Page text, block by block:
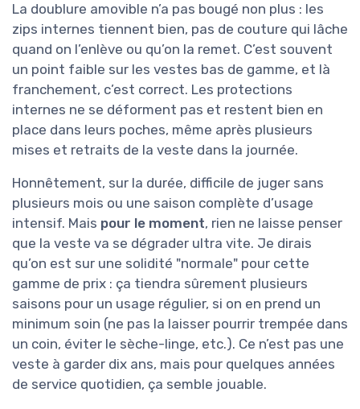
La doublure amovible n’a pas bougé non plus : les
zips internes tiennent bien, pas de couture qui lâche
quand on l’enlève ou qu’on la remet. C’est souvent
un point faible sur les vestes bas de gamme, et là
franchement, c’est correct. Les protections
internes ne se déforment pas et restent bien en
place dans leurs poches, même après plusieurs
mises et retraits de la veste dans la journée.
Honnêtement, sur la durée, difficile de juger sans
plusieurs mois ou une saison complète d’usage
intensif. Mais pour le moment, rien ne laisse penser
que la veste va se dégrader ultra vite. Je dirais
qu’on est sur une solidité "normale" pour cette
gamme de prix : ça tiendra sûrement plusieurs
saisons pour un usage régulier, si on en prend un
minimum soin (ne pas la laisser pourrir trempée dans
un coin, éviter le sèche-linge, etc.). Ce n’est pas une
veste à garder dix ans, mais pour quelques années
de service quotidien, ça semble jouable.